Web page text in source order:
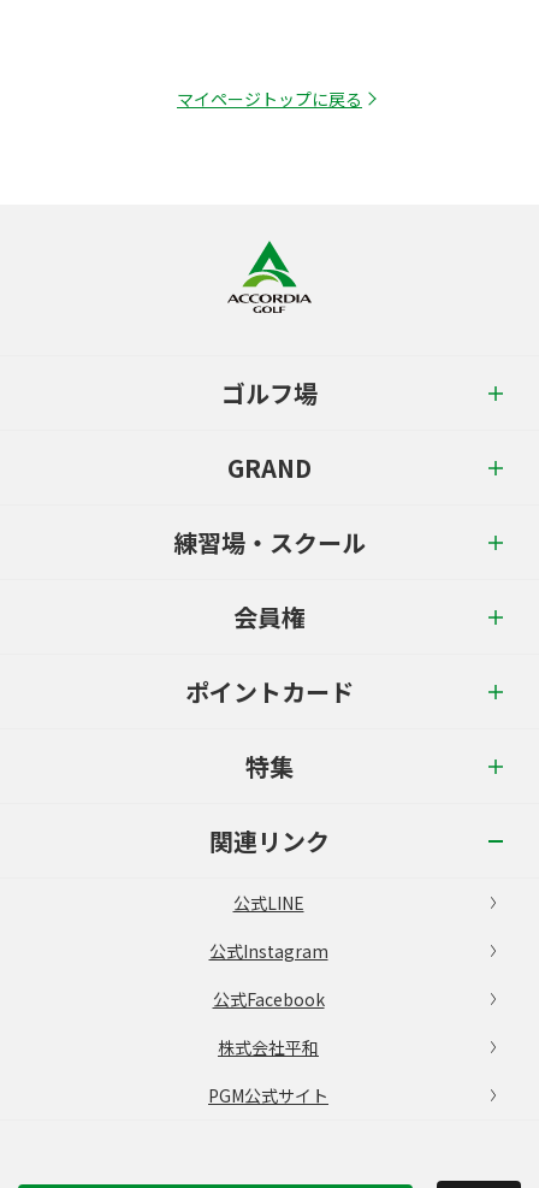
マイページトップに戻る
ゴルフ場
GRAND
練習場・スクール
会員権
ポイントカード
特集
関連リンク
公式LINE
公式Instagram
公式Facebook
株式会社平和
PGM公式サイト